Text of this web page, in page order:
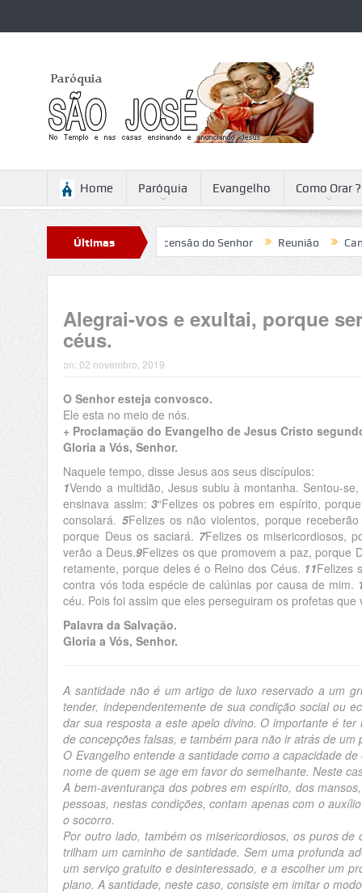
Home Paróquia Evangelho Como Orar ?
Últimas
Notícias
Reflexão para a Ascensão do Senhor Reunião Campanha
Alegrai-vos e exultai, porque
céus.
on:02 novembro, 2019
O Senhor esteja convosco.
Ele esta no meio de nós.
+ Proclamação do Evangelho de Jesus Cristo
Gloria a Vós, Senhor.
Naquele tempo, disse Jesus aos seus discípulos:
1Vendo a multidão, Jesus subiu à montanha. Sentou-
ensinava assim:3“Felizes os pobres em espírito,
consolará. 5Felizes os não violentos, porque
porque Deus os saciará. 7Felizes os misericordiosos,
verão a Deus.9Felizes os que promovem a paz, porque
retamente, porque deles é o Reino dos Céus. 11Felizes
contra vós toda espécie de calúnias por causa de mim.
céu. Pois foi assim que eles perseguiram os profetas que
Palavra da Salvação.
Gloria a Vós, Senhor.
A santidade não é um artigo de luxo reservado a um
tender, independentemente de sua condição social ou
dar sua resposta a este apelo divino. O importante é
de concepções falsas, e também para não ir atrás de
O Evangelho entende a santidade como a capacidade
nome de quem se age em favor do semelhante. Neste
A bem-aventurança dos pobres em espírito, dos
pessoas, nestas condições, contam apenas com o
o socorro.
Por outro lado, também os misericordiosos, os puros
trilham um caminho de santidade. Sem uma profunda
um serviço gratuito e desinteressado, e a escolher um
plano. A santidade, neste caso, consiste em imitar o